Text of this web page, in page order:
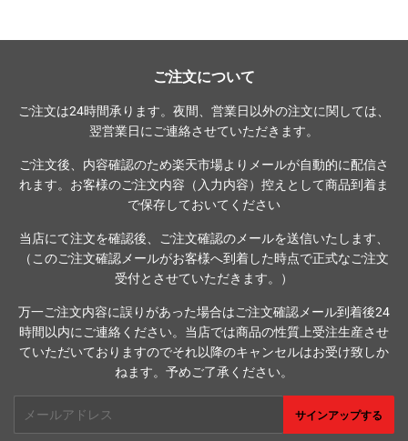
ご注文について
ご注文は24時間承ります。夜間、営業日以外の注文に関しては、
翌営業日にご連絡させていただきます。
ご注文後、内容確認のため楽天市場よりメールが自動的に配信さ
れます。お客様のご注文内容（入力内容）控えとして商品到着ま
で保存しておいてください
当店にて注文を確認後、ご注文確認のメールを送信いたします、
（このご注文確認メールがお客様へ到着した時点で正式なご注文
受付とさせていただきます。）
万一ご注文内容に誤りがあった場合はご注文確認メール到着後24
時間以内にご連絡ください。当店では商品の性質上受注生産させ
ていただいておりますのでそれ以降のキャンセルはお受け致しか
ねます。予めご了承ください。
サインアップする